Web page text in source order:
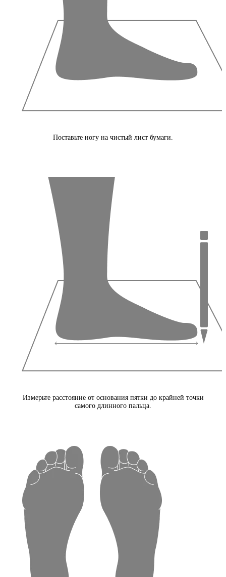
Поставьте ногу на чистый лист бумаги.
Измерьте расстояние от основания пятки до крайней точки
самого длинного пальца.